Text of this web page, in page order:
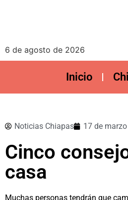
6 de agosto de 2026
Inicio
Noticias Chiapas 17 de
Cinco
casa
Muchas personas tendrán que